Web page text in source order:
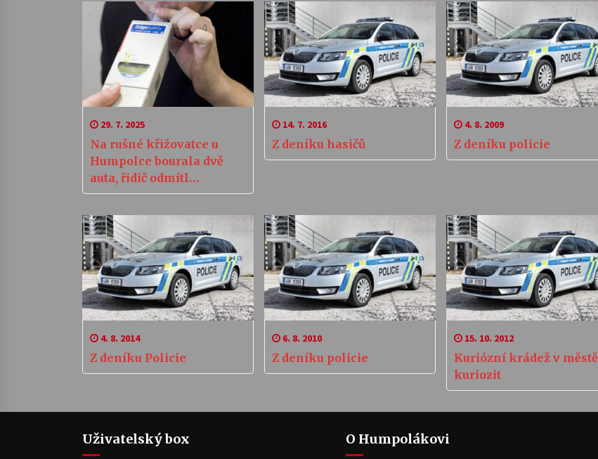
29. 7. 2025
Na rušné křižovatce u
Humpolce bourala dvě
auta, řidič odmítl
dýchnout
14. 7. 2016
Z deníku hasičů
4. 8. 2009
Z deníku policie
4. 8. 2014
Z deníku Policie
6. 8. 2010
Z deníku policie
15. 10. 2012
Kuriózní krádež v městě
kuriozit
Uživatelský box O Humpolákovi